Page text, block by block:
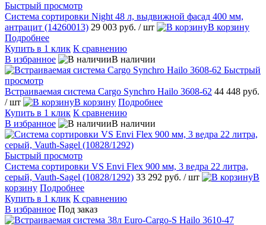
Быстрый просмотр
Система сортировки Night 48 л, выдвижной фасад 400 мм,
антрацит (14260013) 29 003 руб. / шт
В корзину
Подробнее
Купить в 1 клик К сравнению
В избранное
В наличии
Быстрый
просмотр
Встраиваемая система Cargo Synchro Hailo 3608-62 44 448 руб.
/ шт
В корзину Подробнее
Купить в 1 клик К сравнению
В избранное
В наличии
Быстрый просмотр
Система сортировки VS Envi Flex 900 мм, 3 ведра 22 литра,
серый, Vauth-Sagel (10828/1292) 33 292 руб. / шт
В
корзину Подробнее
Купить в 1 клик К сравнению
В избранное Под заказ